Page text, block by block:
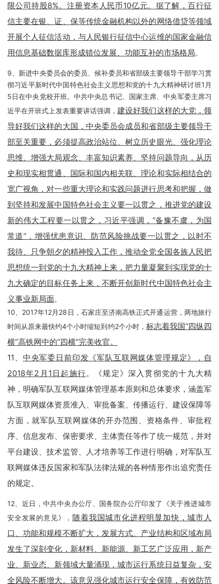
限公司持股8%。注册资本人民币10亿元。据了解，百行征
信主要在银、证、保等传统金融机构以外的网络借贷等领域
开展个人征信活动，与人民银行征信中心运维的国家金融信
用信息基础数据库形成错位发展、功能互补的市场格局。
9、新进中央委员会的委员、候补委员和省部级主要领导干部学习贯
彻习近平新时代中国特色社会主义思想和党的十九大精神研讨班1月
5日在中央党校开班。中共中央总书记、国家主席、中央军委主席习
近平在开班式上发表重要讲话强调，建设好我们这样的大党，领
导好我们这样的大国，中央委员会成员和省部级主要领导干
部至关重要，必须提高政治站位、树立历史眼光、强化理论
思维、增强大局观念、丰富知识素养、坚持问题导向，从历
史和现实相贯通、国际和国内相关联、理论和实际相结合的
宽广视角，对一些重大理论和实践问题进行思考和把握，做
到坚持和发展中国特色社会主义要一以贯之，推进党的建设
新的伟大工程要一以贯之，习近平强调，“备豫不虞，为国
常道”，增强忧患意识、防范风险挑战要一以贯之，以时不
我待、只争朝夕的精神投入工作，推动全党全国各族人民把
思想统一到党的十九大精神上来，把力量凝聚到实现党的十
九大确定的目标任务上来，不断开创新时代中国特色社会主
义事业新局面。
10、2017年12月28日，石家庄至济南高铁正式开通运营，两地旅行
时间从原来最快约4个小时缩短到约2个小时， 标志着我国“四纵四
横”高铁网中的“四横”完美收官。
11、 中央军委日前印发《军队互联网媒体管理规定》，自
2018年2月1日起施行。《规定》深入贯彻党的十九大精
神，明确军队互联网媒体管理基本原则和总体要求，涵盖军
队互联网媒体资质准入、审批备案、传播运行、建设保障等
方面，就军队互联网媒体的开办范围、资格条件、审批程
序、信息发布、保密要求、主体责任等作了统一规范，并对
平台建设、技术监管、人才培养等工作进行明确，对军队互
联网媒体违反国家和军队法律法规的各种情形作出追究责任
的规定。
12、近日，中共中央办公厅、国务院办公厅印发了《关于推进城市
安全发展的意见》， 随着我国城市化进程明显加快，城市人
口、功能和规模不断扩大，发展方式、产业结构和区域布局
发生了深刻变化，新材料、新能源、新工艺广泛应用，新产
业、新业态、新领域大量涌现，城市运行系统日益复杂，安
全风险不断增大。该意见强化城市运行安全保障，有效防范